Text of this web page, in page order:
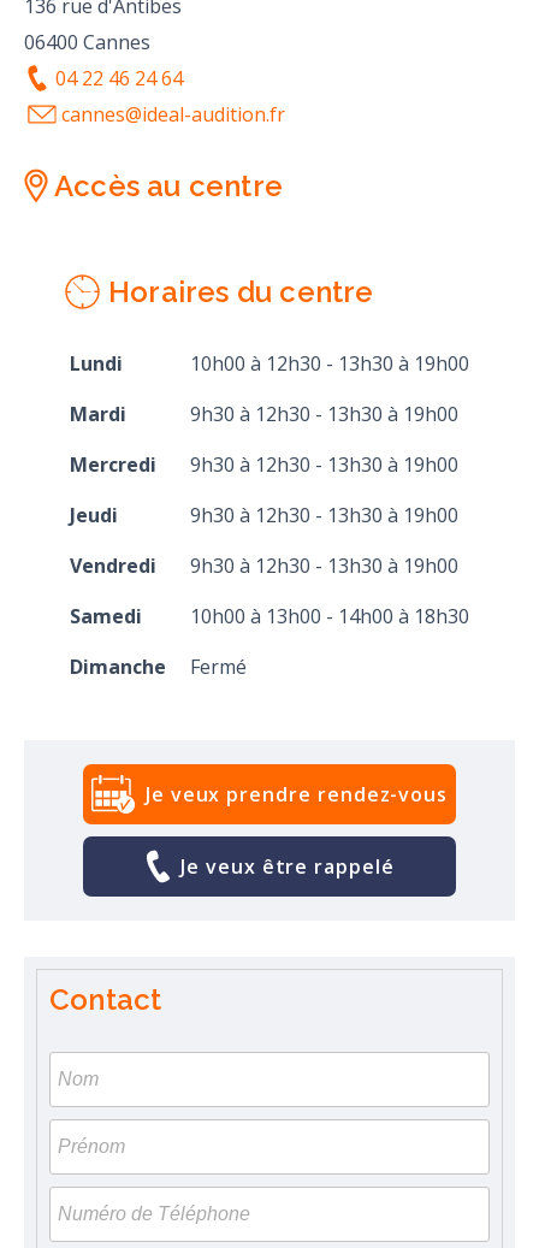
136 rue d'Antibes
06400 Cannes
04 22 46 24 64
cannes@ideal-audition.fr
Accès au centre
Horaires du centre
Lundi
10h00 à 12h30 - 13h30 à 19h00
Mardi
9h30 à 12h30 - 13h30 à 19h00
Mercredi
9h30 à 12h30 - 13h30 à 19h00
Jeudi
9h30 à 12h30 - 13h30 à 19h00
Vendredi
9h30 à 12h30 - 13h30 à 19h00
Samedi
10h00 à 13h00 - 14h00 à 18h30
Dimanche
Fermé
Je veux prendre rendez-vous
Je veux être rappelé
Contact